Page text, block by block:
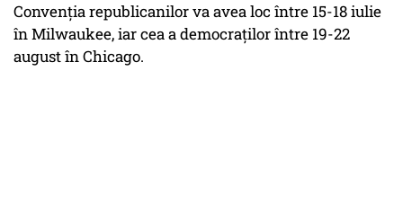
Convenția republicanilor va avea loc între 15-18 iulie
în Milwaukee, iar cea a democraților între 19-22
august în Chicago.